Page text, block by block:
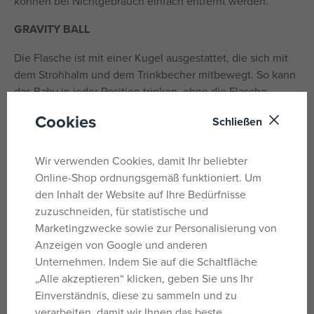
GRAVITY BALL
Die Flasche ist mit einer Kugel ausgestattet, die sich mit
dem Strohhalm und dem Trinkbecher mitbewegt. So kann
das Baby in jeder Position trinken, ohne die Flasche
den Übergang vom Stillen zum selbstständigen Trinken
ABDECKUNG
Die praktische Hygienehülle schützt den Sauger vor
Staub, Schmutz und Beschädigungen beim Transport und
der Aufbewahrung. Sie passt ideal in Handtasche,
Rucksack oder Kinderwagen und sorgt für sicheres und
hygienisches Füttern auch unterwegs.
SICHERHEIT
Cookies Schließen
Wir verwenden Cookies, damit Ihr beliebter
Online-Shop ordnungsgemäß funktioniert. Um
den Inhalt der Website auf Ihre Bedürfnisse
zuzuschneiden, für statistische und
Marketingzwecke sowie zur Personalisierung von
Anzeigen von Google und anderen
Unternehmen. Indem Sie auf die Schaltfläche
„Alle akzeptieren“ klicken, geben Sie uns Ihr
Einverständnis, diese zu sammeln und zu